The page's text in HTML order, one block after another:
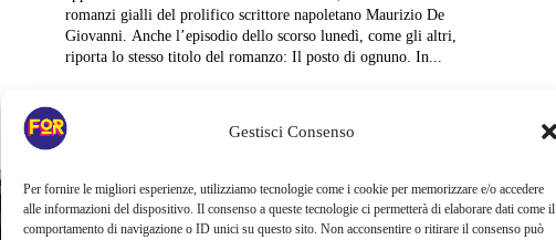
Gestisci Consenso
Per fornire le migliori esperienze, utilizziamo tecnologie come i cookie per memorizzare e/o accedere
alle informazioni del dispositivo. Il consenso a queste tecnologie ci permetterà di elaborare dati come il
comportamento di navigazione o ID unici su questo sito. Non acconsentire o ritirare il consenso può
romanzi gialli del prolifico scrittore napoletano Maurizio De
Giovanni. Anche l’episodio dello scorso lunedì, come gli altri,
riporta lo stesso titolo del romanzo: Il posto di ognuno. In...